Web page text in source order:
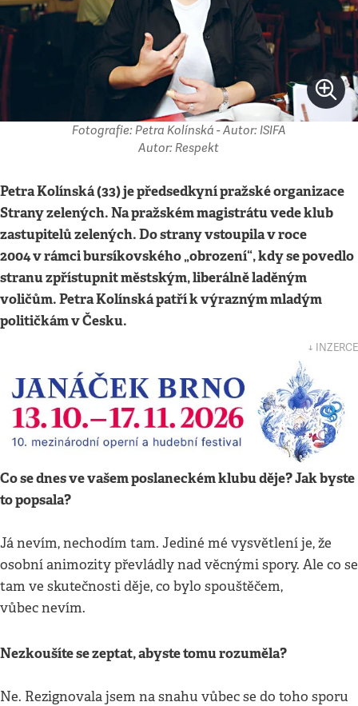
Fotografie: Petra Kolínská - Autor: ISIFA
Autor: Respekt
Petra Kolínská (33) je předsedkyní pražské organizace
Strany zelených. Na pražském magistrátu vede klub
zastupitelů zelených. Do strany vstoupila v roce
2004 v rámci bursíkovského „obrození“, kdy se povedlo
stranu zpřístupnit městským, liberálně laděným
voličům. Petra Kolínská patří k výrazným mladým
političkám v Česku.
↓ INZERCE
Co se dnes ve vašem poslaneckém klubu děje? Jak byste
to popsala?
Já nevím, nechodím tam. Jediné mé vysvětlení je, že
osobní animozity převládly nad věcnými spory. Ale co se
tam ve skutečnosti děje, co bylo spouštěčem,
vůbec nevím.
Nezkoušíte se zeptat, abyste tomu rozuměla?
Ne. Rezignovala jsem na snahu vůbec se do toho sporu